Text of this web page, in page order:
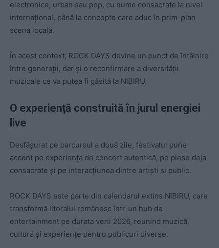
electronice, urban sau pop, cu nume consacrate la nivel
internațional, până la concepte care aduc în prim-plan
scena locală.
În acest context, ROCK DAYS devine un punct de întâlnire
între generații, dar și o reconfirmare a diversității
muzicale ce va putea fi găsită la NIBIRU.
O experiență construită în jurul energiei
live
Desfășurat pe parcursul a două zile, festivalul pune
accent pe experiența de concert autentică, pe piese deja
consacrate și pe interacțiunea dintre artiști și public.
ROCK DAYS este parte din calendarul extins NIBIRU, care
transformă litoralul românesc într-un hub de
entertainment pe durata verii 2026, reunind muzică,
cultură și experiențe pentru publicuri diverse.